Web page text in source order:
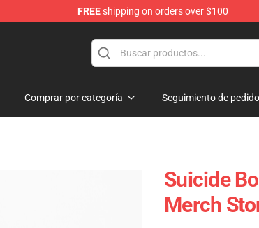
FREEshipping on orders over $100
Comprar por categoría Seguimiento de pedido
Suicide
Merch